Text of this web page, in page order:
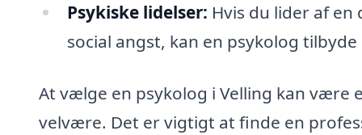
Psykiske lidelser: Hvis du lider af en
social angst, kan en psykolog
At vælge en psykolog i Velling kan
velvære. Det er vigtigt at finde en